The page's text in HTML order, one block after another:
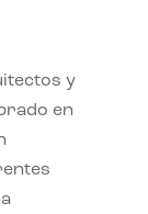
y
en